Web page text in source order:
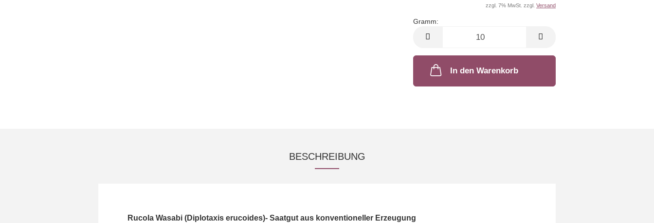
zzgl. 7% MwSt. zzgl. Versand
Gramm:
Gramm
In den Warenkorb
BESCHREIBUNG
Rucola Wasabi (Diplotaxis erucoides)- Saatgut aus konventioneller Erzeugung